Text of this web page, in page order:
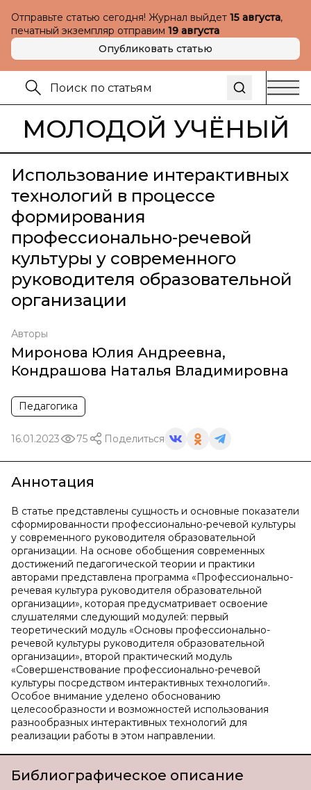
Отправьте статью сегодня! Журнал выйдет 15 августа,
печатный экземпляр отправим 19 августа
Опубликовать статью
МОЛОДОЙ УЧЁНЫЙ
Использование интерактивных
технологий в процессе
формирования
профессионально-речевой
культуры у современного
руководителя образовательной
организации
Авторы
Миронова Юлия Андреевна,
Кондрашова Наталья Владимировна
Педагогика
16.01.2023 75 Поделиться
Аннотация
В статье представлены сущность и основные показатели
сформированности профессионально-речевой культуры
у современного руководителя образовательной
организации. На основе обобщения современных
достижений педагогической теории и практики
авторами представлена программа «Профессионально-
речевая культура руководителя образовательной
организации», которая предусматривает освоение
слушателями следующий модулей: первый
теоретический модуль «Основы профессионально-
речевой культуры руководителя образовательной
организации», второй практический модуль
«Совершенствование профессионально-речевой
культуры посредством интерактивных технологий».
Особое внимание уделено обоснованию
целесообразности и возможностей использования
разнообразных интерактивных технологий для
реализации работы в этом направлении.
Библиографическое описание